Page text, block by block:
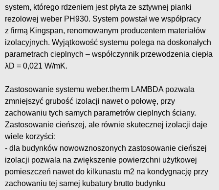
system, którego rdzeniem jest płyta ze sztywnej pianki
rezolowej weber PH930. System powstał we współpracy
z firmą Kingspan, renomowanym producentem materiałów
izolacyjnych. Wyjątkowość systemu polega na doskonałych
parametrach cieplnych – współczynnik przewodzenia ciepła
λD = 0,021 W/mK.
Zastosowanie systemu weber.therm LAMBDA pozwala
zmniejszyć grubość izolacji nawet o połowę, przy
zachowaniu tych samych parametrów cieplnych ściany.
Zastosowanie cieńszej, ale równie skutecznej izolacji daje
wiele korzyści:
- dla budynków nowowznoszonych zastosowanie cieńszej
izolacji pozwala na zwiększenie powierzchni użytkowej
pomieszczeń nawet do kilkunastu m2 na kondygnację przy
zachowaniu tej samej kubatury brutto budynku